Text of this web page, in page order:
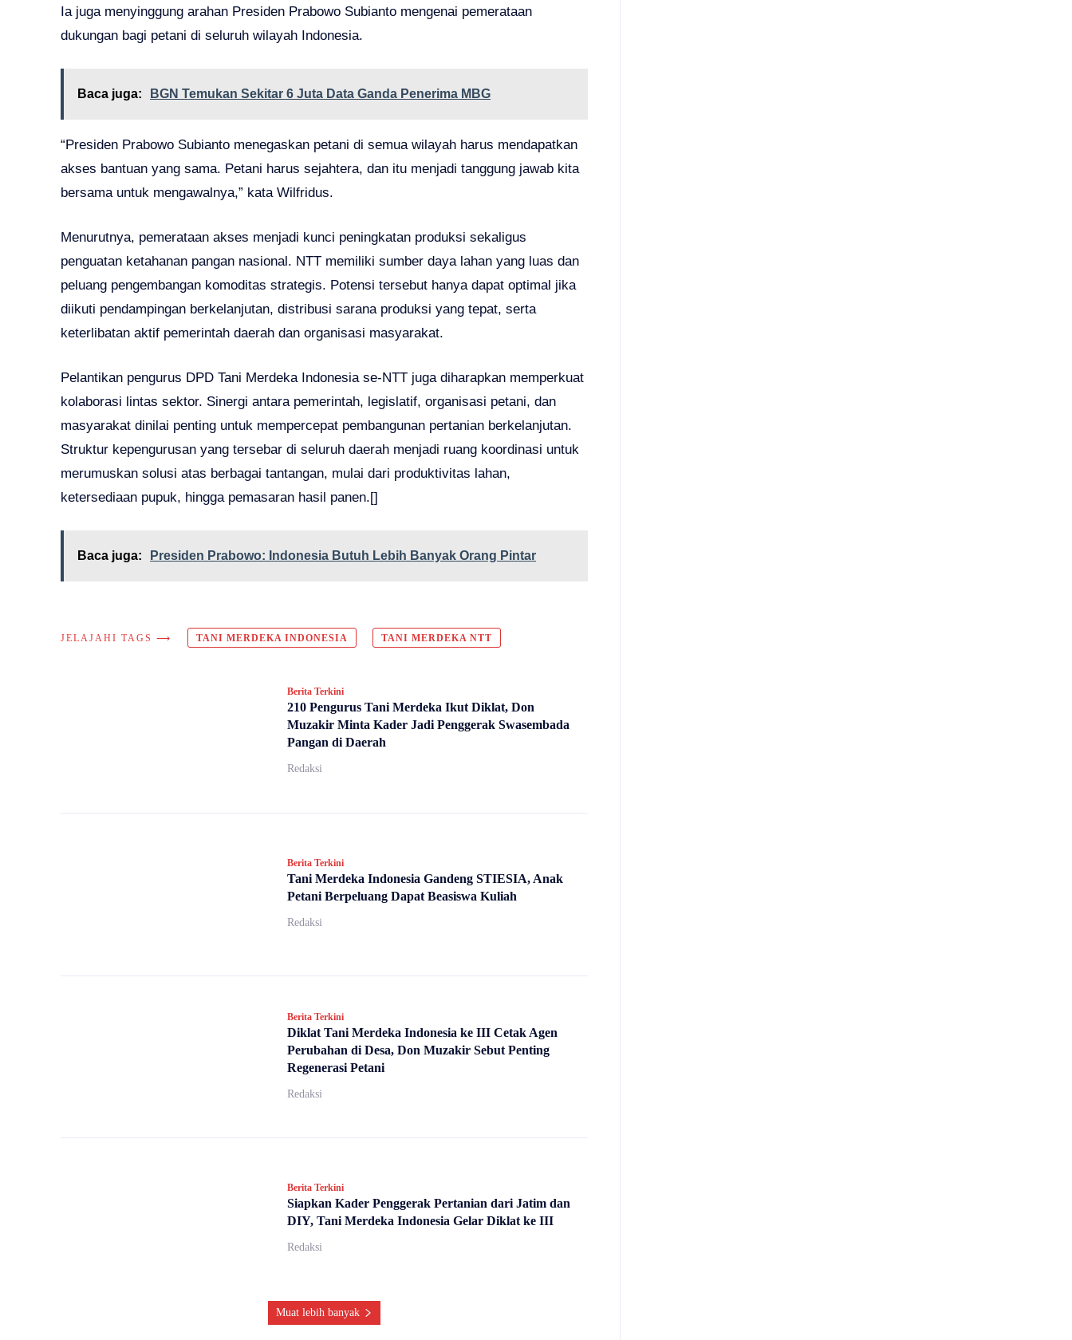
Ia juga menyinggung arahan Presiden Prabowo Subianto mengenai pemerataan
dukungan bagi petani di seluruh wilayah Indonesia.
Baca juga: BGN Temukan Sekitar 6 Juta Data Ganda Penerima MBG
“Presiden Prabowo Subianto menegaskan petani di semua wilayah harus mendapatkan
akses bantuan yang sama. Petani harus sejahtera, dan itu menjadi tanggung jawab kita
bersama untuk mengawalnya,” kata Wilfridus.
Menurutnya, pemerataan akses menjadi kunci peningkatan produksi sekaligus
penguatan ketahanan pangan nasional. NTT memiliki sumber daya lahan yang luas dan
peluang pengembangan komoditas strategis. Potensi tersebut hanya dapat optimal jika
diikuti pendampingan berkelanjutan, distribusi sarana produksi yang tepat, serta
keterlibatan aktif pemerintah daerah dan organisasi masyarakat.
Pelantikan pengurus DPD Tani Merdeka Indonesia se-NTT juga diharapkan memperkuat
kolaborasi lintas sektor. Sinergi antara pemerintah, legislatif, organisasi petani, dan
masyarakat dinilai penting untuk mempercepat pembangunan pertanian berkelanjutan.
Struktur kepengurusan yang tersebar di seluruh daerah menjadi ruang koordinasi untuk
merumuskan solusi atas berbagai tantangan, mulai dari produktivitas lahan,
ketersediaan pupuk, hingga pemasaran hasil panen.[]
Baca juga: Presiden Prabowo: Indonesia Butuh Lebih Banyak Orang Pintar
JELAJAHI TAGS ⟶ TANI MERDEKA INDONESIA TANI MERDEKA NTT
Berita Terkini
210 Pengurus Tani Merdeka Ikut Diklat, Don
Muzakir Minta Kader Jadi Penggerak Swasembada
Pangan di Daerah
Redaksi
Berita Terkini
Tani Merdeka Indonesia Gandeng STIESIA, Anak
Petani Berpeluang Dapat Beasiswa Kuliah
Redaksi
Berita Terkini
Diklat Tani Merdeka Indonesia ke III Cetak Agen
Perubahan di Desa, Don Muzakir Sebut Penting
Regenerasi Petani
Redaksi
Berita Terkini
Siapkan Kader Penggerak Pertanian dari Jatim dan
DIY, Tani Merdeka Indonesia Gelar Diklat ke III
Redaksi
Muat lebih banyak